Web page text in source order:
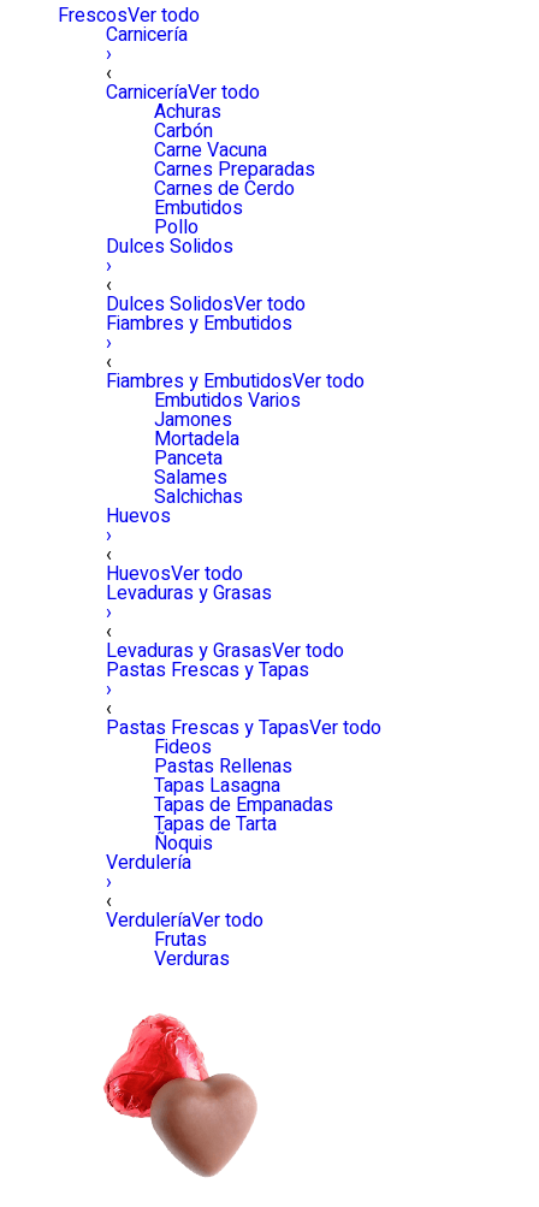
FrescosVer todo
Carnicería
›
‹
CarniceríaVer todo
Achuras
Carbón
Carne Vacuna
Carnes Preparadas
Carnes de Cerdo
Embutidos
Pollo
Dulces Solidos
›
‹
Dulces SolidosVer todo
Fiambres y Embutidos
›
‹
Fiambres y EmbutidosVer todo
Embutidos Varios
Jamones
Mortadela
Panceta
Salames
Salchichas
Huevos
›
‹
HuevosVer todo
Levaduras y Grasas
›
‹
Levaduras y GrasasVer todo
Pastas Frescas y Tapas
›
‹
Pastas Frescas y TapasVer todo
Fideos
Pastas Rellenas
Tapas Lasagna
Tapas de Empanadas
Tapas de Tarta
Ñoquis
Verdulería
›
‹
VerduleríaVer todo
Frutas
Verduras